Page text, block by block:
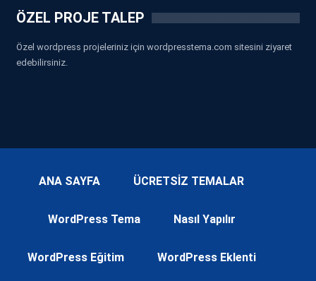
ÖZEL PROJE TALEP
Özel wordpress projeleriniz için wordpresstema.com sitesini ziyaret
edebilirsiniz.
ANA SAYFA ÜCRETSİZ TEMALAR
WordPress Tema Nasıl Yapılır
WordPress Eğitim WordPress Eklenti